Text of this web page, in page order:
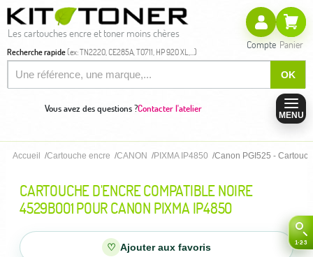
Les cartouches encre et toner moins chères
Recherche rapide(ex: TN2220, CE285A, T0711, HP 920 XL,...)
OK
Compte Panier
Vous avez des questions ?Contacter l'atelier
MENU
Accueil Cartouche encre CANON PIXMA IP4850 Canon PGI525 -
CARTOUCHE D'ENCRE COMPATIBLE NOIRE
4529B001 POUR CANON PIXMA IP4850
♡ Ajouter aux favoris